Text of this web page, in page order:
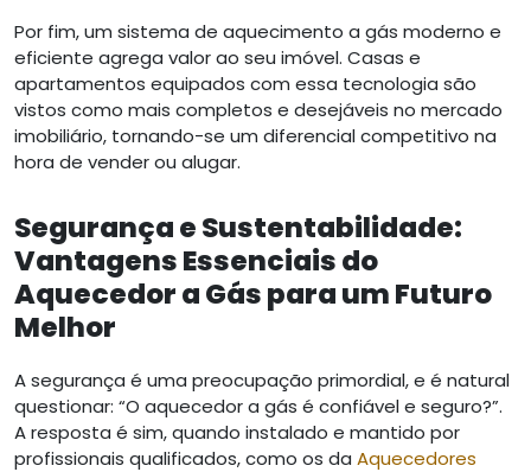
Por fim, um sistema de aquecimento a gás moderno e
eficiente agrega valor ao seu imóvel. Casas e
apartamentos equipados com essa tecnologia são
vistos como mais completos e desejáveis no mercado
imobiliário, tornando-se um diferencial competitivo na
hora de vender ou alugar.
Segurança e Sustentabilidade:
Vantagens Essenciais do
Aquecedor a Gás para um Futuro
Melhor
A segurança é uma preocupação primordial, e é natural
questionar: “O aquecedor a gás é confiável e seguro?”.
A resposta é sim, quando instalado e mantido por
profissionais qualificados, como os da Aquecedores